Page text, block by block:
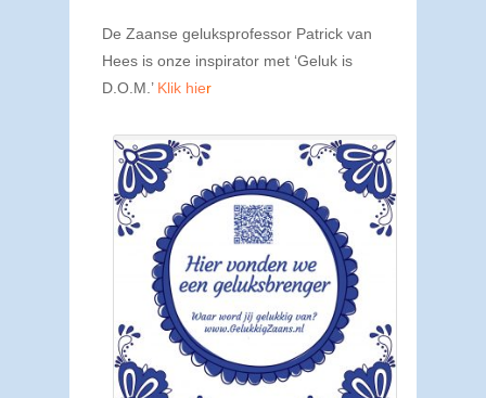
De Zaanse geluksprofessor Patrick van
Hees is onze inspirator met ‘Geluk is
D.O.M.’ Klik hier